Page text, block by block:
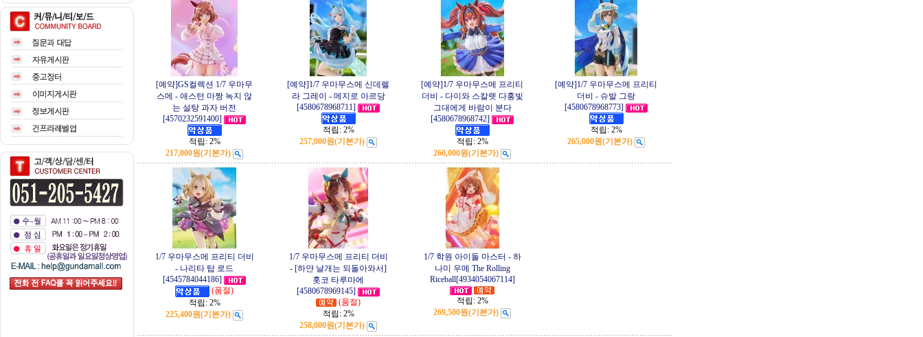
[예약]GS컬렉션 1/7 우마무
스메 - 애스턴 마짱 녹지 않
는 설탕 과자 버전
[4570232591400]
적립: 2%
217,000원(기본가)
[예약]1/7 우마무스메 신데렐
라 그레이 - 메지로 아르당
[4580678968711]
적립: 2%
257,000원(기본가)
[예약]1/7 우마무스메 프리티
더비 - 다이와 스칼렛 다홍빛
그대에게 바람이 분다
[4580678968742]
적립: 2%
260,000원(기본가)
[예약]1/7 우마무스메 프리티
더비 - 슈발 그랑
[4580678968773]
적립: 2%
265,000원(기본가)
1/7 우마무스메 프리티 더비
- 나리타 탑 로드
[4545784044186]
(품절)
적립: 2%
225,400원(기본가)
1/7 우마무스메 프리티 더비
- [하얀 날개는 되돌아와서]
홋코 타루마에
[4580678969145]
(품절)
적립: 2%
258,000원(기본가)
1/7 학원 아이돌 마스터 - 하
나미 우메 The Rolling
Riceball[4934054067114]
적립: 2%
269,500원(기본가)